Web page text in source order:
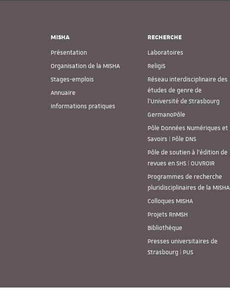
MISHA
Présentation
Organisation de la MISHA
Stages-emplois
Annuaire
Informations pratiques
RECHERCHE
Laboratoires
ReligiS
Réseau interdisciplinaire des
études de genre de
l’Université de Strasbourg
GermanoPôle
Pôle Données Numériques et
Savoirs | Pôle DNS
Pôle de soutien à l’édition de
revues en SHS | OUVROIR
Programmes de recherche
pluridisciplinaires de la MISHA
Colloques MISHA
Projets RnMSH
Bibliothèque
Presses universitaires de
Strasbourg | PUS